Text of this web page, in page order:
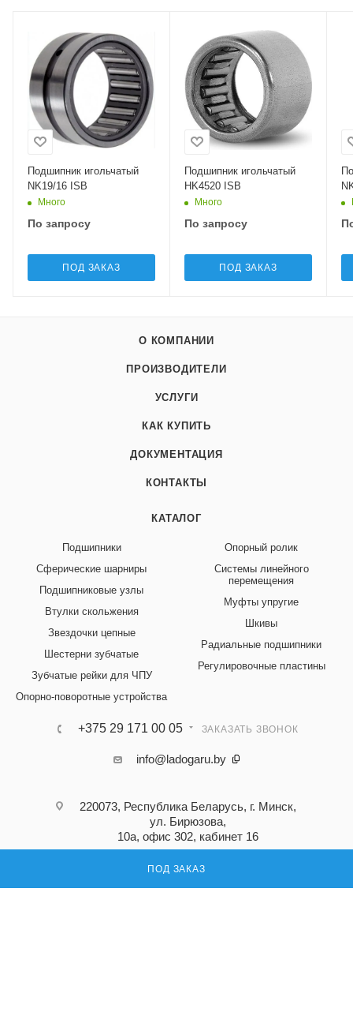
ПОД ЗАКАЗ
Подшипник игольчатый
NK19/16 ISB
Много
По запросу
ПОД ЗАКАЗ
Подшипник игольчатый
HK4520 ISB
Много
По запросу
ПОД ЗАКАЗ
О КОМПАНИИ
ПРОИЗВОДИТЕЛИ
УСЛУГИ
КАК КУПИТЬ
ДОКУМЕНТАЦИЯ
КОНТАКТЫ
КАТАЛОГ
Подшипники
Сферические шарниры
Подшипниковые узлы
Втулки скольжения
Звездочки цепные
Шестерни зубчатые
Зубчатые рейки для ЧПУ
Опорно-поворотные устройства
Опорный ролик
Системы линейного
перемещения
Муфты упругие
Шкивы
Радиальные подшипники
Регулировочные пластины
+375 29 171 00 05 ЗАКАЗАТЬ ЗВОНОК
info@ladogaru.by
220073, Республика Беларусь, г. Минск,
ул. Бирюзова,
10а, офис 302, кабинет 16